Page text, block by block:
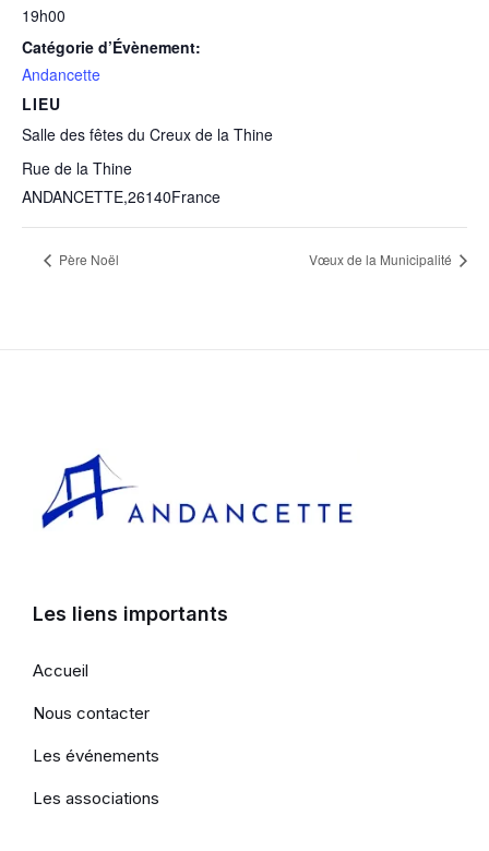
19h00
Catégorie d’Évènement:
Andancette
LIEU
Salle des fêtes du Creux de la Thine
Rue de la Thine
ANDANCETTE,26140France
Père Noël Vœux de la Municipalité
Les liens importants
Accueil
Nous contacter
Les événements
Les associations